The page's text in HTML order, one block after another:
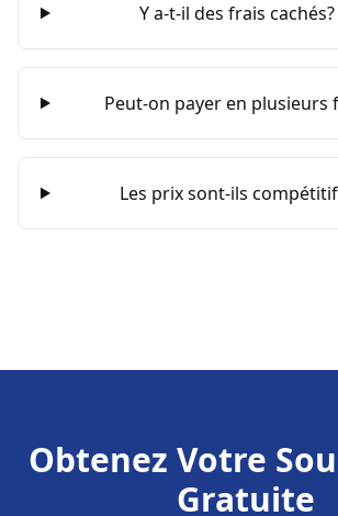
Y a-t-il des frais cachés?
Peut-on payer en plusieurs
Les prix sont-ils
Obtenez Votre
Gratuite